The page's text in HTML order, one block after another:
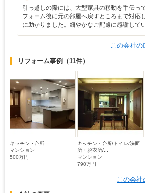
引っ越しの際には、大型家具の移動を手伝っ
フォーム後に元の部屋へ戻すところまで対応
に助かりました。細やかなご配慮に感謝して
この会社
リフォーム事例 （11件）
キッチン・台所
マンション
500万円
キッチン・台所/トイレ/洗面
所・脱衣所/...
マンション
790万円
この会